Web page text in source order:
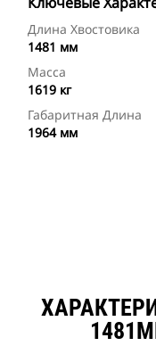
Длина Хвостовика
1481 мм
Масса
1619 кг
Габаритная Длина
1964 мм